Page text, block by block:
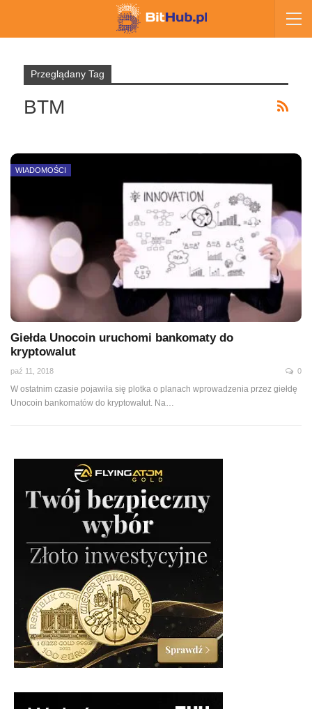
Przeglądany Tag
BTM
WIADOMOŚCI
Giełda Unocoin uruchomi bankomaty do
kryptowalut
paź 11, 2018 0
W ostatnim czasie pojawiła się plotka o planach wprowadzenia przez giełdę
Unocoin bankomatów do kryptowalut. Na…